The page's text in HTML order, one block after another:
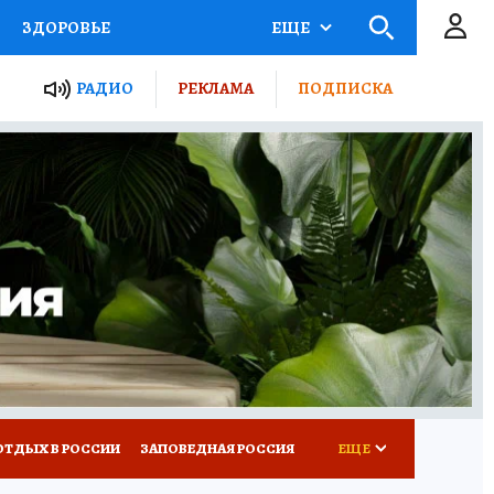
ЗДОРОВЬЕ
ПРОЕКТЫ РОССИИ
ПУТЕВОДИТЕЛЬ
ТУРИЗМ
ПОТРЕБИТЕЛЯ ВСЕ О КП
ЕЩЕ
РАДИО РЕКЛАМА ПОДПИСКА
В РОССИИ ЗАПОВЕДНАЯ РОССИЯ ЕЩЕ